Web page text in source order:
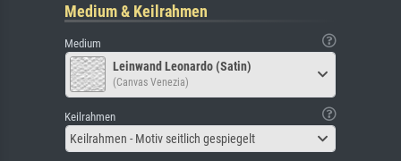
Medium & Keilrahmen
Medium
Leinwand Leonardo (Satin)
(Canvas Venezia)
Keilrahmen
Keilrahmen - Motiv seitlich gespiegelt